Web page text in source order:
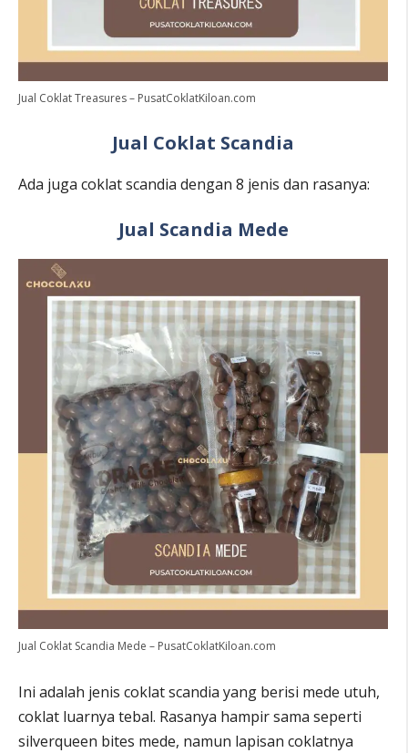
Jual Coklat Treasures – PusatCoklatKiloan.com
Jual Coklat Scandia
Ada juga coklat scandia dengan 8 jenis dan rasanya:
Jual Scandia Mede
Jual Coklat Scandia Mede – PusatCoklatKiloan.com
Ini adalah jenis coklat scandia yang berisi mede utuh,
coklat luarnya tebal. Rasanya hampir sama seperti
silverqueen bites mede, namun lapisan coklatnya